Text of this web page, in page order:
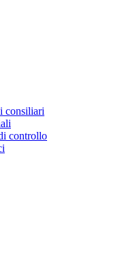
consiliari
controllo